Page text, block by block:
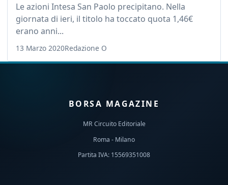
Le azioni Intesa San Paolo precipitano. Nella
giornata di ieri, il titolo ha toccato quota 1,46€
erano anni...
13 Marzo 2020Redazione O
BORSA MAGAZINE
MR Circuito Editoriale
Roma - Milano
Partita IVA: 15569351008